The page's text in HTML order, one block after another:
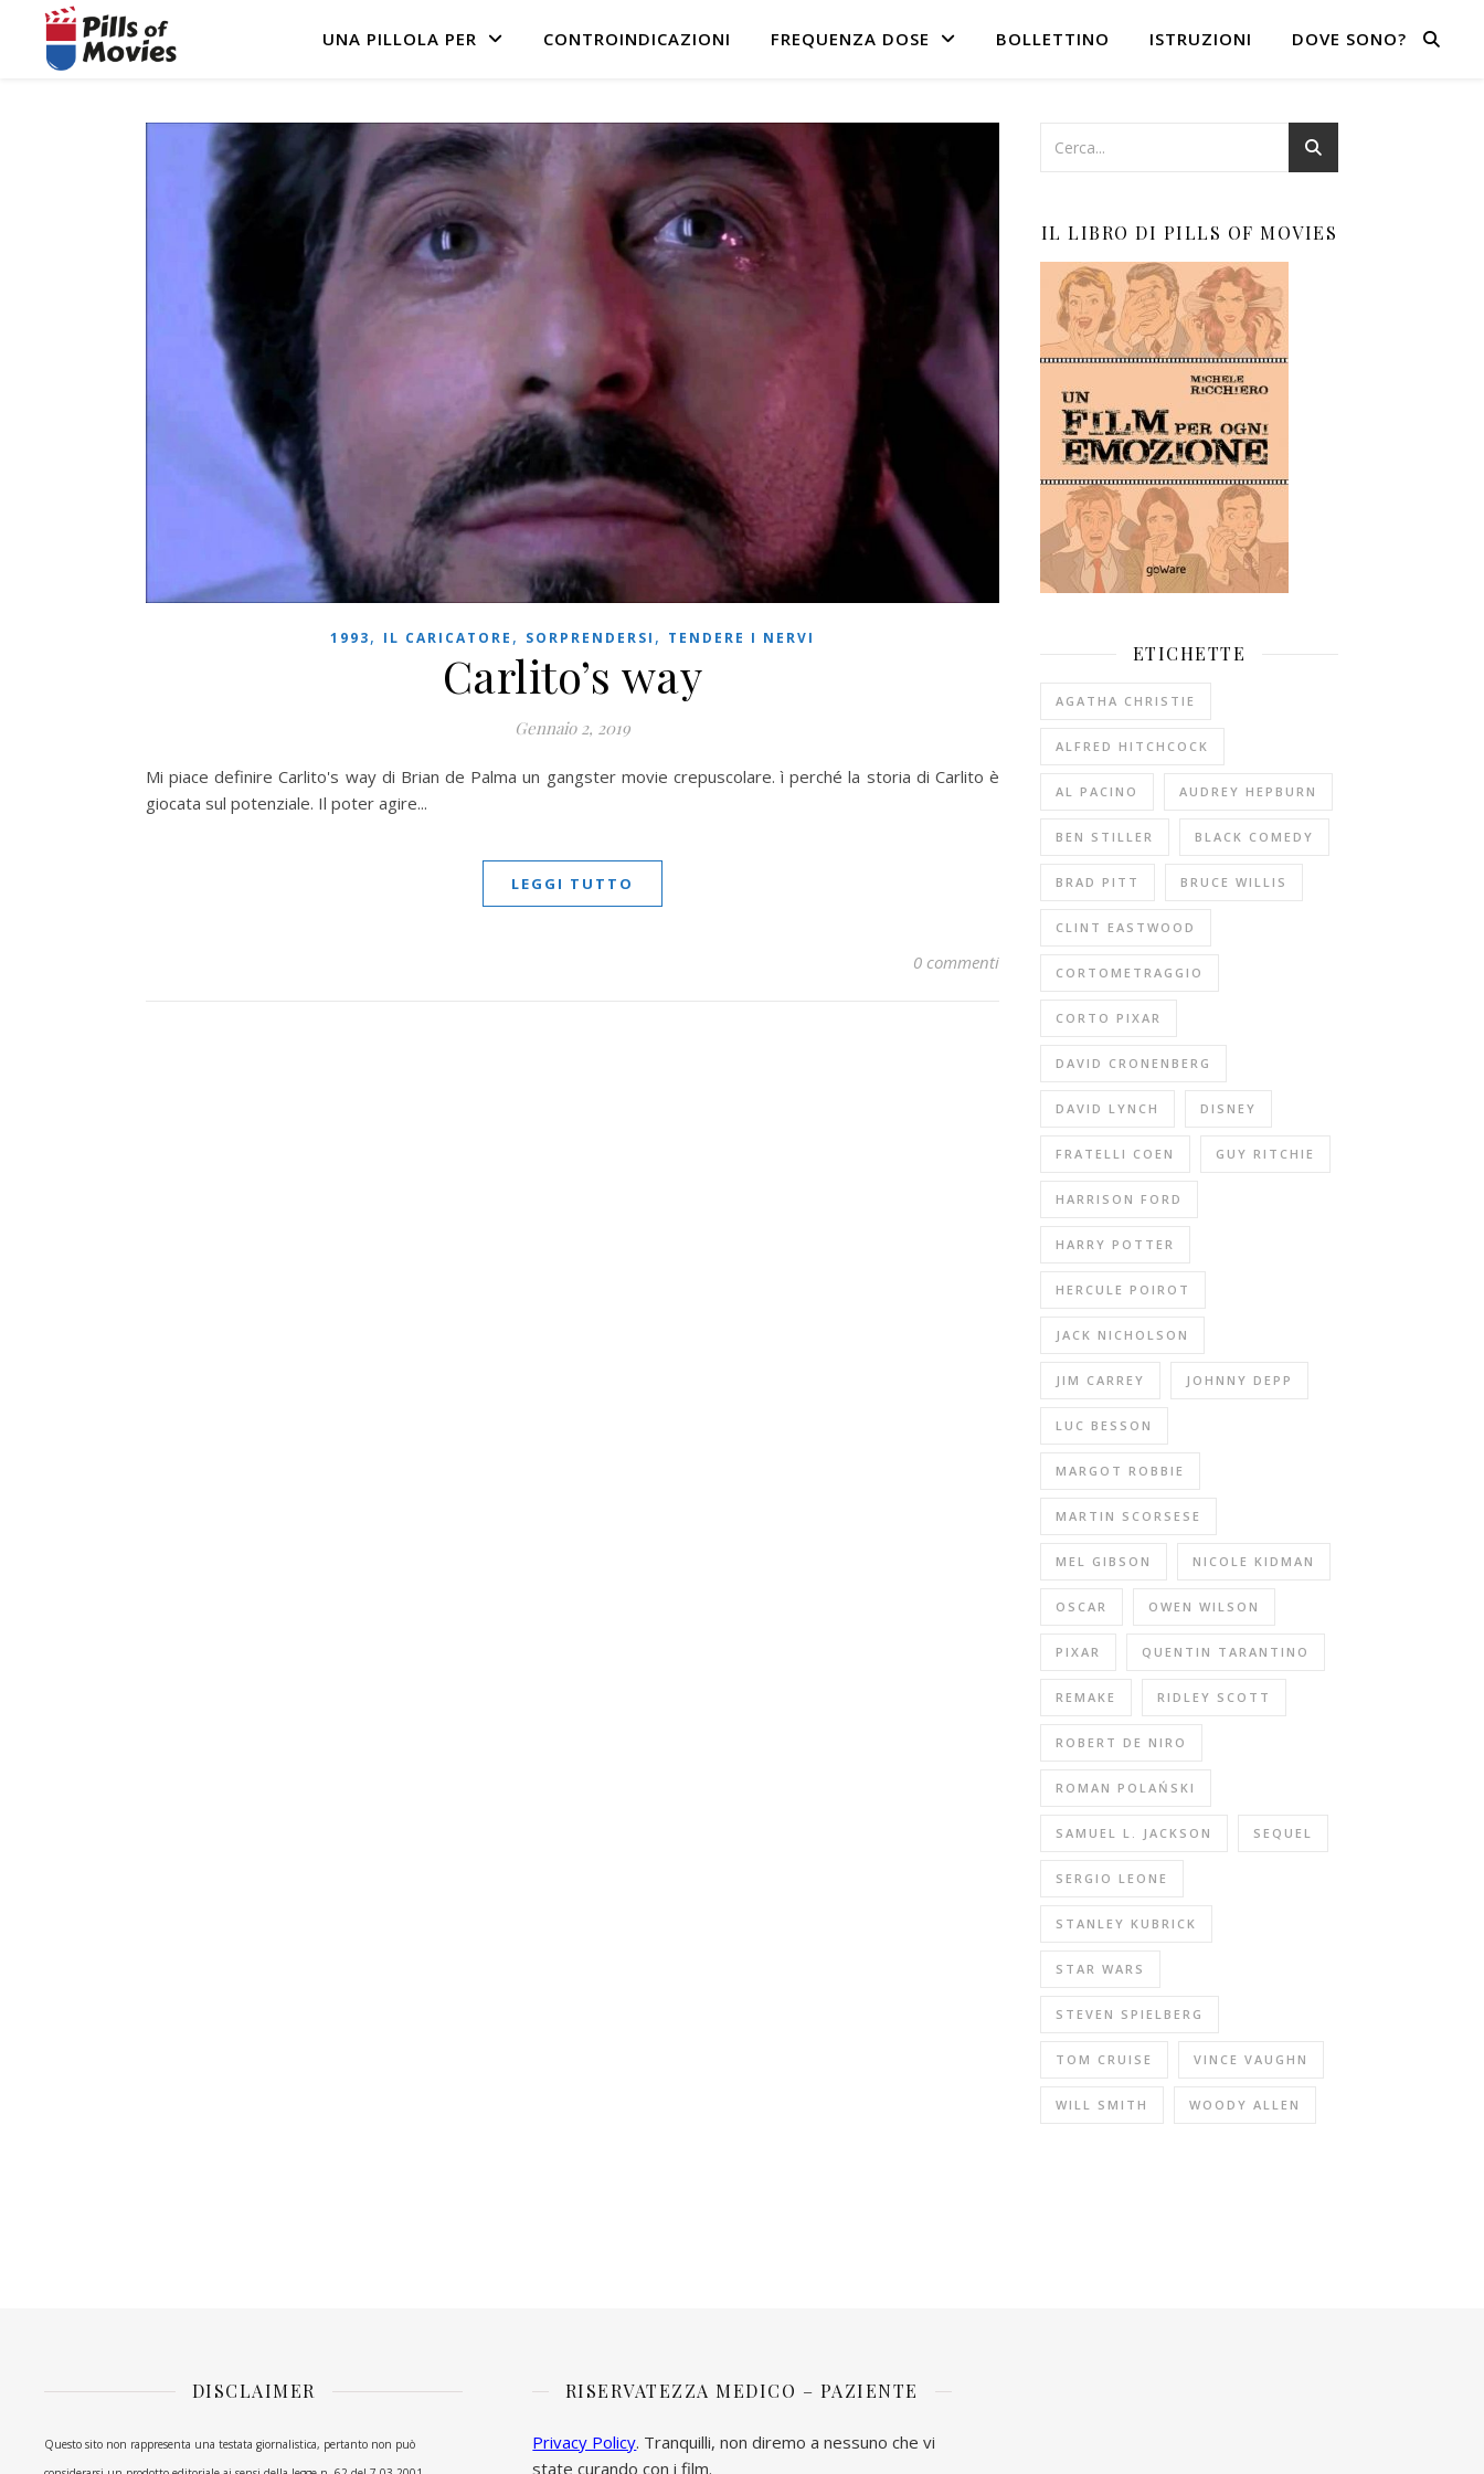
UNA PILLOLA PER CONTROINDICAZIONI FREQUENZA DOSE BOLLETTINO ISTRUZIONI DOVE SONO?
1993, IL CARICATORE , SORPRENDERSI , TENDERE I NERVI
Carlito’s way
Gennaio 2, 2019
Mi piace definire Carlito's way di Brian de Palma un gangster movie crepuscolare. ì perché la storia di Carlito è
giocata sul potenziale. Il poter agire...
LEGGI TUTTO
0 commenti
IL LIBRO DI PILLS OF MOVIES
ETICHETTE
AGATHA CHRISTIE
ALFRED HITCHCOCK
AL PACINO AUDREY HEPBURN
BEN STILLER BLACK COMEDY
BRAD PITT BRUCE WILLIS
CLINT EASTWOOD
CORTOMETRAGGIO
CORTO PIXAR
DAVID CRONENBERG
DAVID LYNCH DISNEY
FRATELLI COEN GUY RITCHIE
HARRISON FORD
HARRY POTTER
HERCULE POIROT
JACK NICHOLSON
JIM CARREY JOHNNY DEPP
LUC BESSON
MARGOT ROBBIE
MARTIN SCORSESE
MEL GIBSON NICOLE KIDMAN
OSCAR OWEN WILSON
PIXAR QUENTIN TARANTINO
REMAKE RIDLEY SCOTT
ROBERT DE NIRO
ROMAN POLAŃSKI
SAMUEL L. JACKSON SEQUEL
SERGIO LEONE
STANLEY KUBRICK
STAR WARS
STEVEN SPIELBERG
TOM CRUISE VINCE VAUGHN
WILL SMITH WOODY ALLEN
DISCLAIMER
Questo sito non rappresenta una testata giornalistica, pertanto non può
RISERVATEZZA MEDICO – PAZIENTE
Privacy Policy. Tranquilli, non diremo a nessuno che vi
state curando con i film.